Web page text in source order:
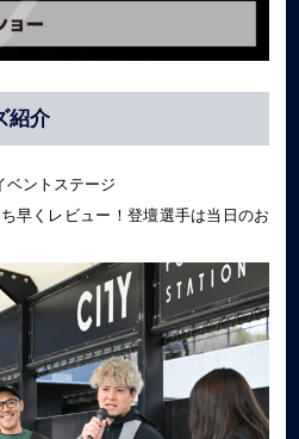
紹介
ントステージ
早くレビュー！登壇選手は当日のお